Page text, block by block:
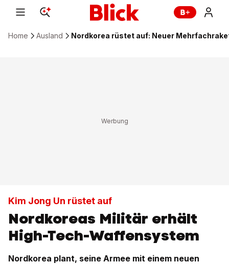
Home Ausland Nordkorea rüstet auf: Neuer
Kim Jong Un rüstet auf
Nordkoreas Militär erhält
High-Tech-Waffensystem
Nordkorea plant, seine Armee mit einem neuen